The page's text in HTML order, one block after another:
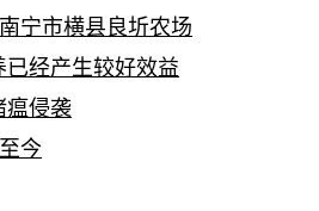
宁市横县良圻农场
经产生较好效益
瘟侵袭
今